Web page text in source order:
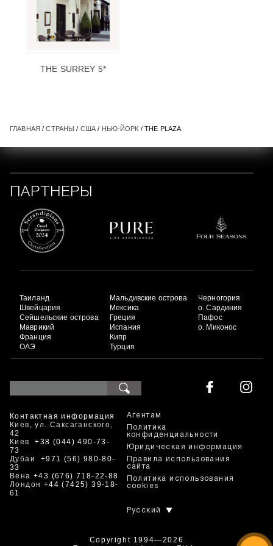
THE SURREY 5*
ГЛАВНАЯ /СТРАНЫ / США / НЬЮ-ЙОРК / THE PLAZA
ПАРТНЕРЫ
Таиланд
Швейцария
Сейшельские острова
Маврикий
Франция
ОАЭ
Мальдивские острова
Мексика
Греция
Испания
Кипр
Турция
Черногория
о. Сардиния
Пафос
о. Миконос
Контактная информация
Киев, ул. Саксаганского,
42
Киев+38 (044) 490-73-
73
Дубаи +971 (56) 980-80-
33
Вена +43 (676) 718-22-88
Лондон +44 (7425) 39-18-
61
Агентам
Политика
конфиденциальности
Юридическая информация
Правила использования
сайта
Политика использования
cookies
Русский
Copyright 1994—2026